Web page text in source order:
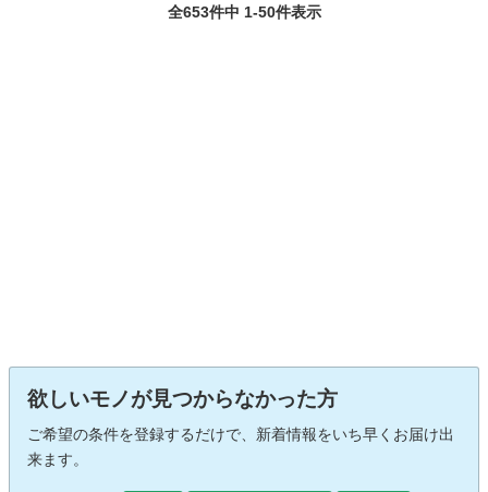
全653件中 1-50件表示
欲しいモノが見つからなかった方
ご希望の条件を登録するだけで、新着情報をいち早くお届け出
来ます。